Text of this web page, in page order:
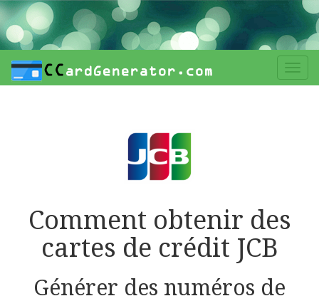
Comment obtenir des
cartes de crédit JCB
Générer des numéros de